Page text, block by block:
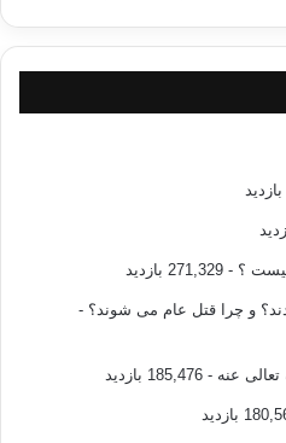
؟ - 271,329 بازدید
و چرا قتل عام می شوند؟ -
عنه - 185,476 بازدید